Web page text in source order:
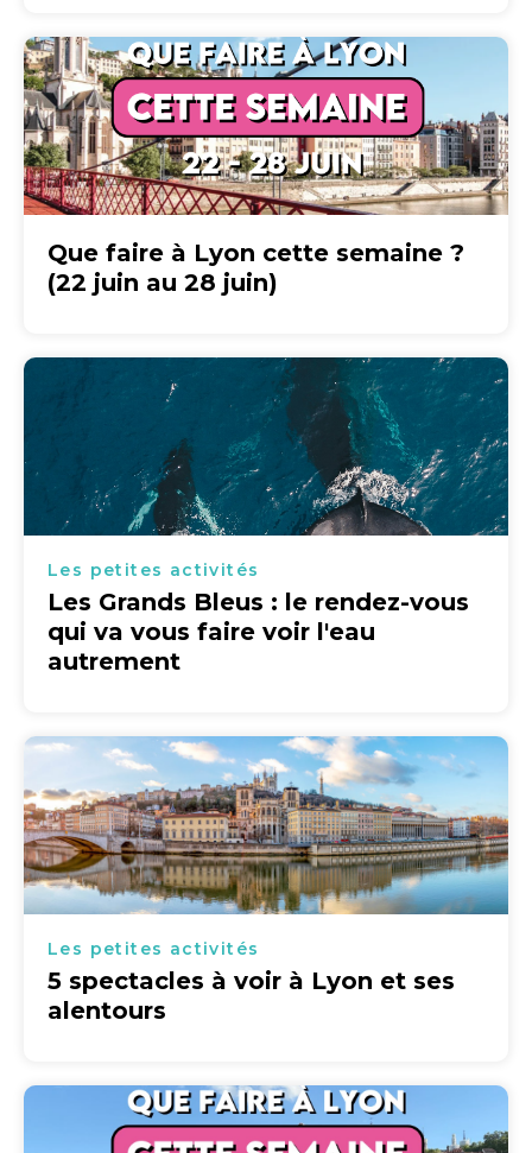
Que faire à Lyon cette semaine ?
(22 juin au 28 juin)
Les petites activités
Les Grands Bleus : le rendez-vous
qui va vous faire voir l'eau
autrement
Les petites activités
5 spectacles à voir à Lyon et ses
alentours